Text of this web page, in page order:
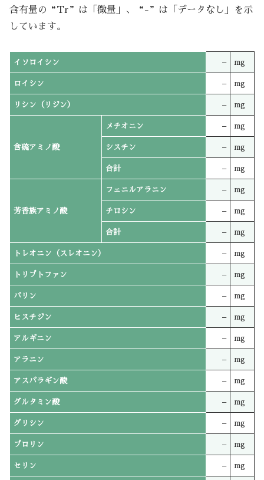
含有量の“Tr”は「微量」、“-”は「データなし」を示
しています。
イソロイシン – mg
ロイシン – mg
リシン（リジン） – mg
含硫アミノ酸
メチオニン – mg
シスチン – mg
合計 – mg
芳香族アミノ酸
フェニルアラニン – mg
チロシン – mg
合計 – mg
トレオニン（スレオニン） – mg
トリプトファン – mg
バリン – mg
ヒスチジン – mg
アルギニン – mg
アラニン – mg
アスパラギン酸 – mg
グルタミン酸 – mg
グリシン – mg
プロリン – mg
セリン – mg